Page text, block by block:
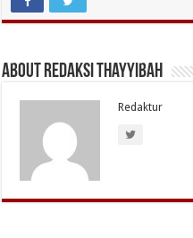
About Redaksi Thayyibah
Redaktur